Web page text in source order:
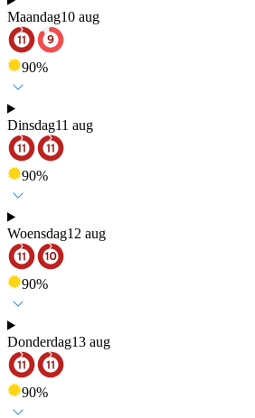
Maandag10 aug
90%
Dinsdag11 aug
90%
Woensdag12 aug
90%
Donderdag13 aug
90%